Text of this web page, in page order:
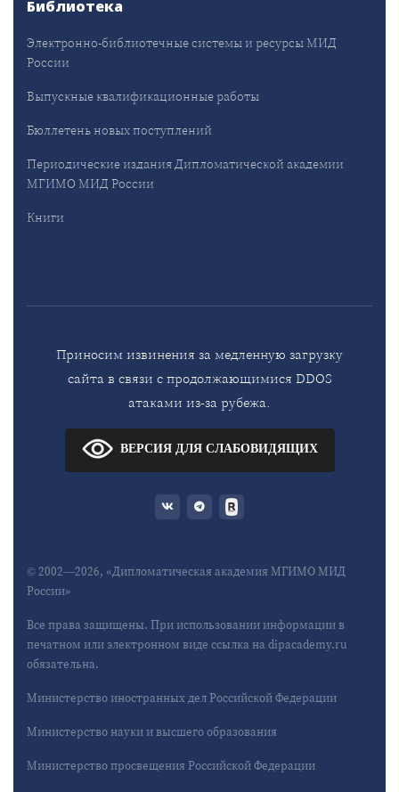
Библиотека
Электронно-библиотечные системы и ресурсы МИД
России
Выпускные квалификационные работы
Бюллетень новых поступлений
Периодические издания Дипломатической академии
МГИМО МИД России
Книги
Приносим извинения за медленную загрузку
сайта в связи с продолжающимися DDOS
атаками из-за рубежа.
ВЕРСИЯ ДЛЯ СЛАБОВИДЯЩИХ
© 2002—2026, «Дипломатическая академия МГИМО МИД
России»
Все права защищены. При использовании информации в
печатном или электронном виде ссылка на dipacademy.ru
обязательна.
Министерство иностранных дел Российской Федерации
Министерство науки и высшего образования
Министерство просвещения Российской Федерации